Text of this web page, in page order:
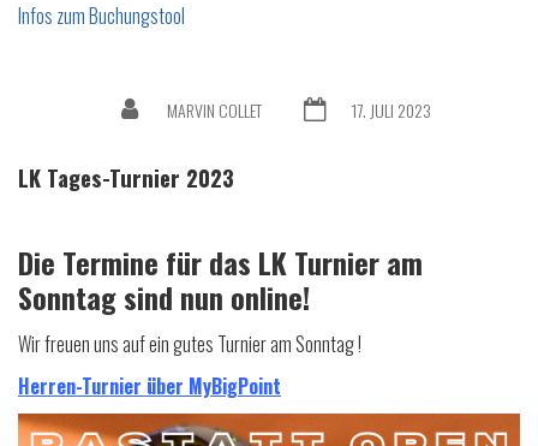
Infos zum Buchungstool
MARVIN COLLET 17. JULI 2023
LK Tages-Turnier 2023
Die Termine für das LK Turnier am
Sonntag sind nun online!
Wir freuen uns auf ein gutes Turnier am Sonntag !
Herren-Turnier über MyBigPoint